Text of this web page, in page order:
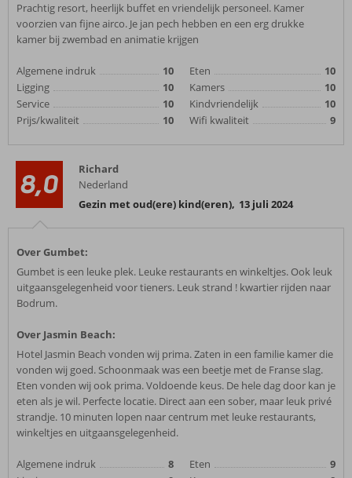
Prachtig resort, heerlijk buffet en vriendelijk personeel. Kamer
voorzien van fijne airco. Je jan pech hebben en een erg drukke
kamer bij zwembad en animatie krijgen
Algemene indruk
10
Ligging
10
Service
10
Prijs/kwaliteit
10
Eten
10
Kamers
10
Kindvriendelijk
10
Wifi kwaliteit
9
8,0
Richard
Nederland
Gezin met oud(ere) kind(eren), 13 juli 2024
Over Gumbet:
Gumbet is een leuke plek. Leuke restaurants en winkeltjes. Ook leuk
uitgaansgelegenheid voor tieners. Leuk strand ! kwartier rijden naar
Bodrum.
Over Jasmin Beach:
Hotel Jasmin Beach vonden wij prima. Zaten in een familie kamer die
vonden wij goed. Schoonmaak was een beetje met de Franse slag.
Eten vonden wij ook prima. Voldoende keus. De hele dag door kan je
eten als je wil. Perfecte locatie. Direct aan een sober, maar leuk privé
strandje. 10 minuten lopen naar centrum met leuke restaurants,
winkeltjes en uitgaansgelegenheid.
Algemene indruk
8
Eten
9